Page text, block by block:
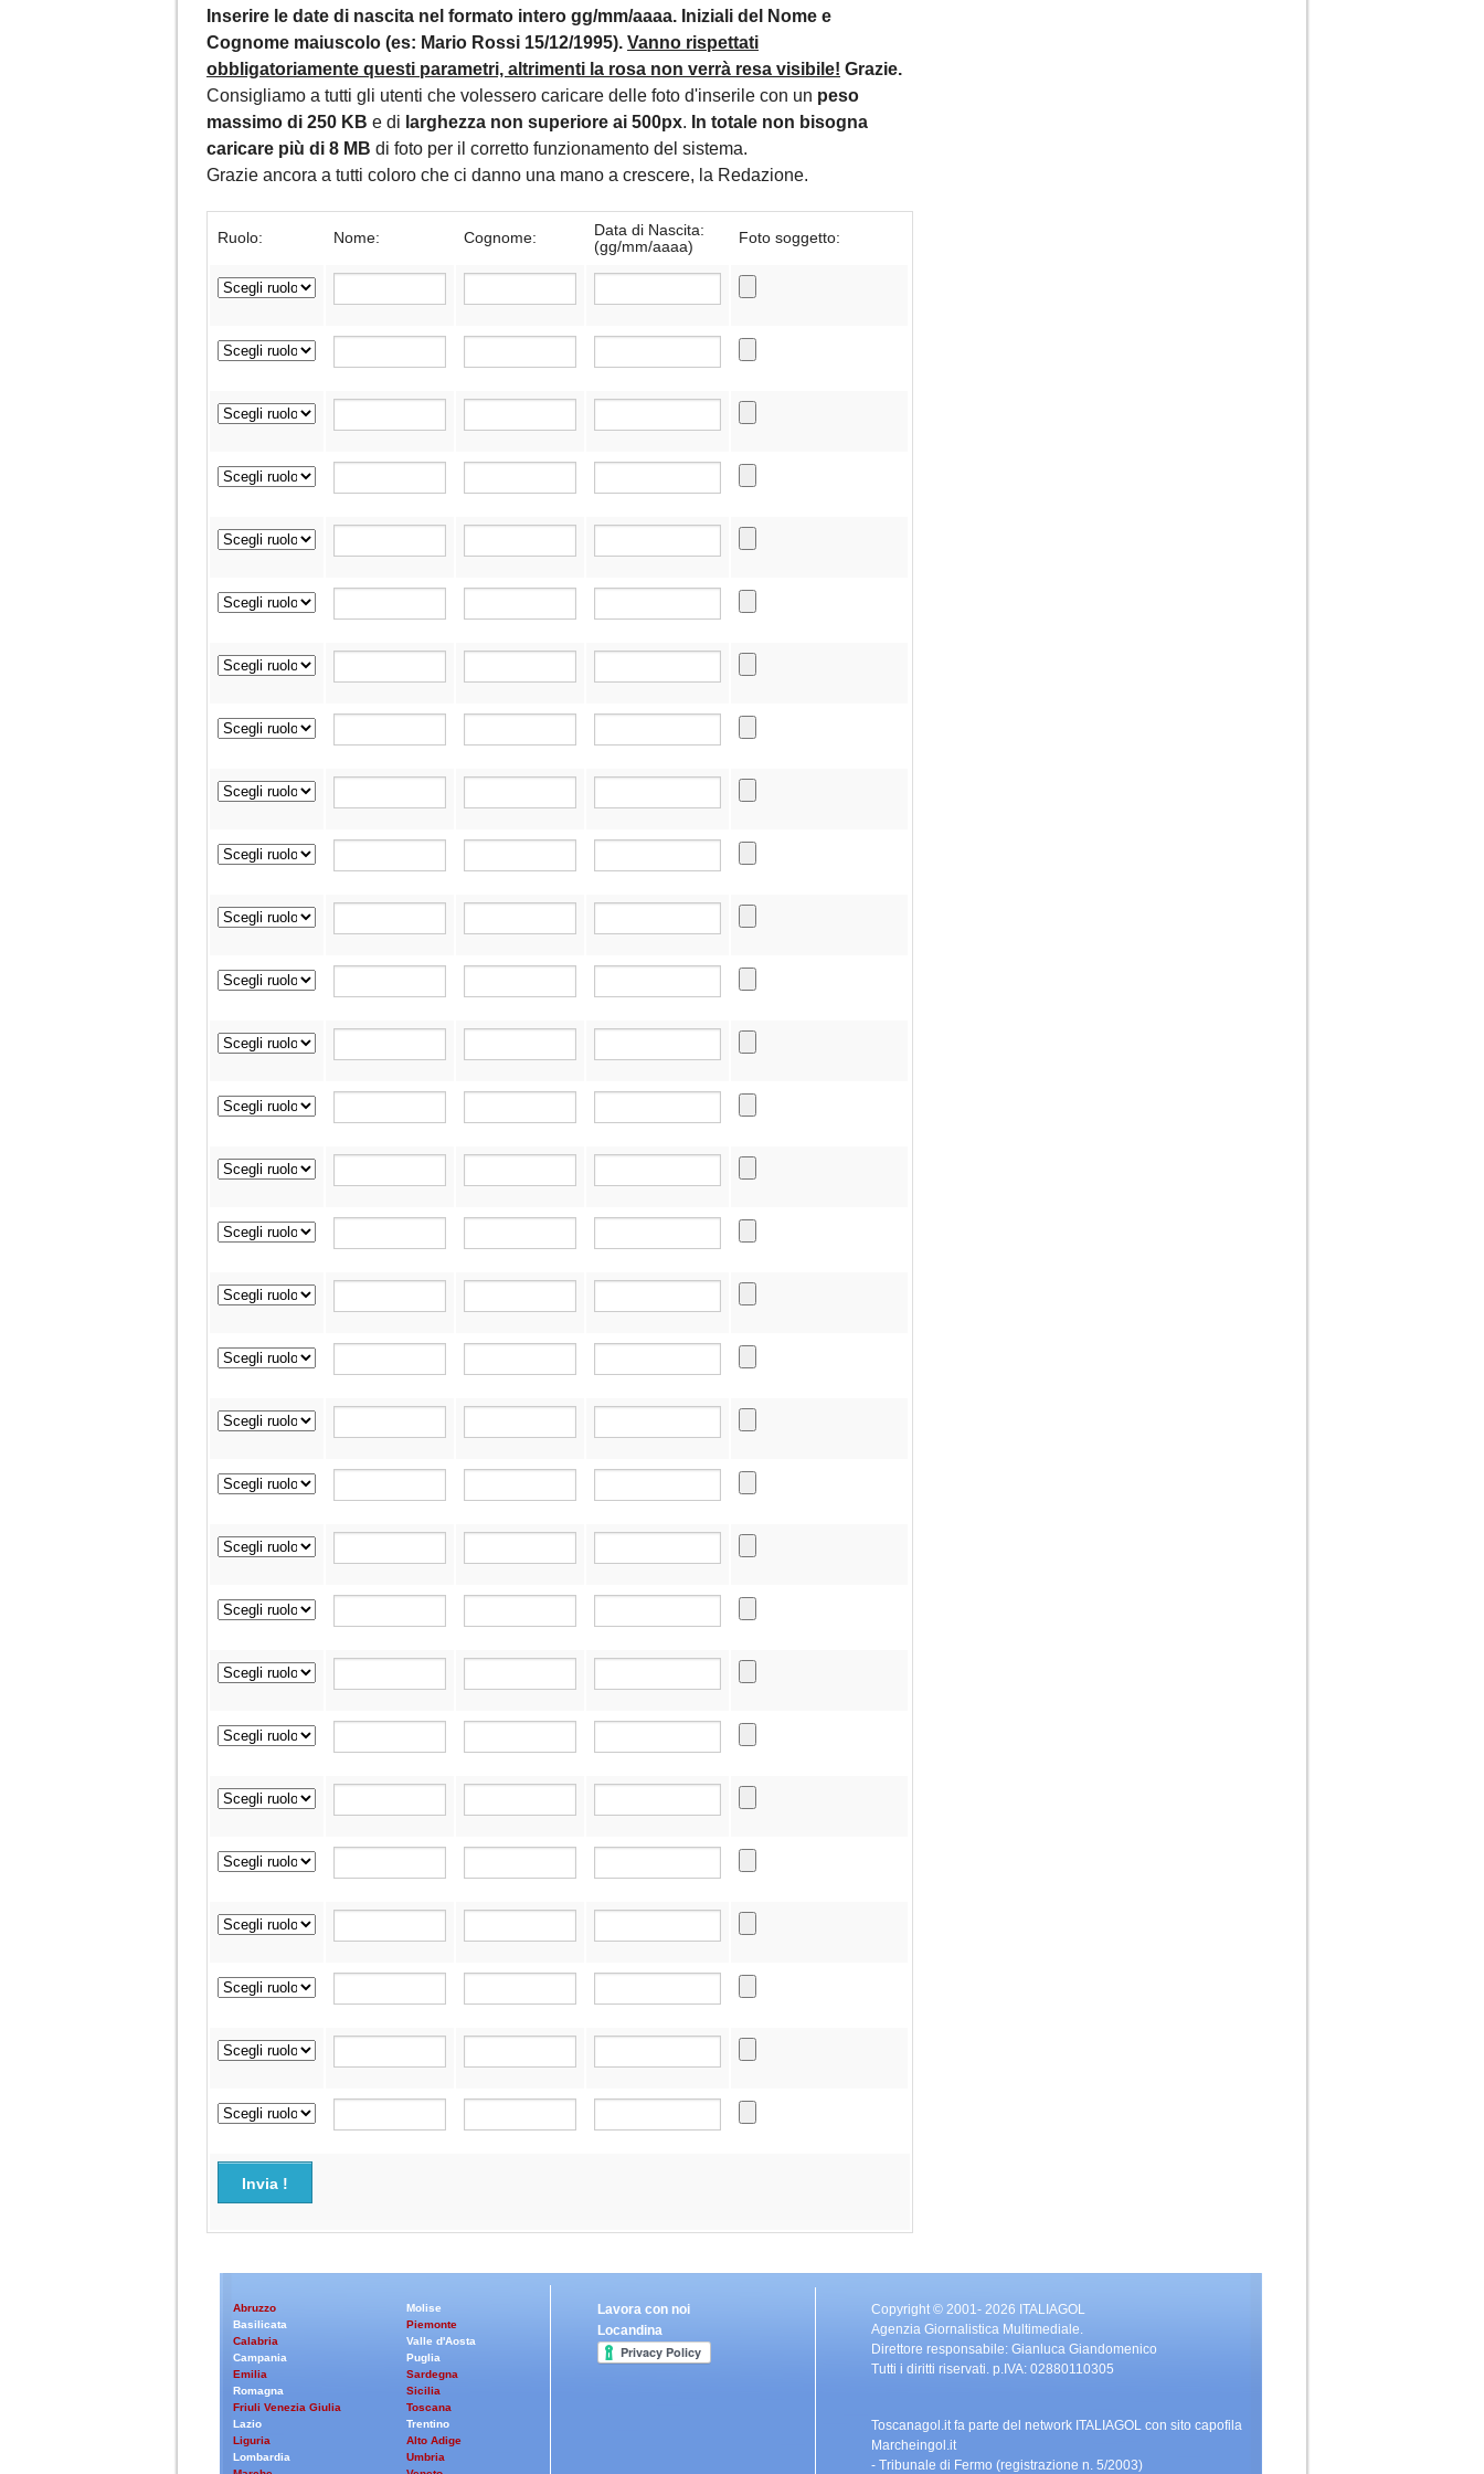
Inserire le date di nascita nel formato intero gg/mm/aaaa. Iniziali del Nome e
Cognome maiuscolo (es: Mario Rossi 15/12/1995). Vanno rispettati
obbligatoriamente questi parametri, altrimenti la rosa non verrà resa visibile! Grazie.
Consigliamo a tutti gli utenti che volessero caricare delle foto d'inserile con un peso
massimo di 250 KB e di larghezza non superiore ai 500px. In totale non bisogna
caricare più di 8 MB di foto per il corretto funzionamento del sistema.
Grazie ancora a tutti coloro che ci danno una mano a crescere, la Redazione.
Ruolo: Nome: Cognome:
Data di Nascita:
(gg/mm/aaaa)
Foto soggetto:
Invia !
Abruzzo
Basilicata
Calabria
Campania
Emilia
Romagna
Friuli Venezia Giulia
Lazio
Liguria
Lombardia
Molise
Piemonte
Valle d'Aosta
Puglia
Sardegna
Sicilia
Toscana
Trentino
Alto Adige
Umbria
Lavora con noi
Locandina
Copyright © 2001- 2026 ITALIAGOL
Agenzia Giornalistica Multimediale.
Direttore responsabile: Gianluca Giandomenico
Tutti i diritti riservati. p.IVA: 02880110305
Toscanagol.it fa parte del network ITALIAGOL con sito capofila
Marcheingol.it
- Tribunale di Fermo (registrazione n. 5/2003)